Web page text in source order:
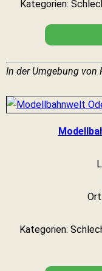
Kategorien:
In der Umgebung von
Kategorien: